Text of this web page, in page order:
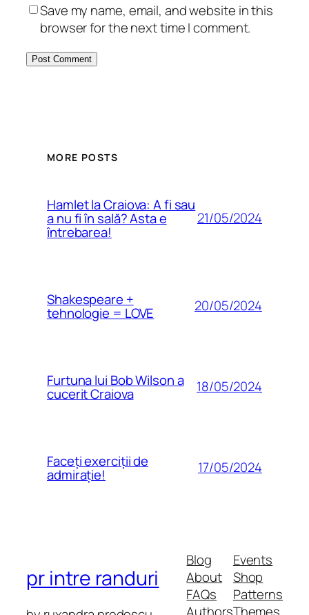
Save my name, email, and website in this
browser for the next time I comment.
MORE POSTS
Hamlet la Craiova: A fi sau
a nu fi în sală? Asta e
întrebarea!
21/05/2024
Shakespeare +
tehnologie = LOVE 20/05/2024
Furtuna lui Bob Wilson a
cucerit Craiova 18/05/2024
Faceți exerciții de
admirație! 17/05/2024
pr intre randuri
Blog
About
FAQs
Authors
Events
Shop
Patterns
Themes